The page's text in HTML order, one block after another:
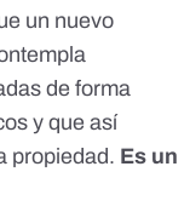
A ti te dicen
pero con la
mundo’. Ahí estás
nosotros…
ya está
los
un nuevo
de forma
y que así
propiedad. Es un